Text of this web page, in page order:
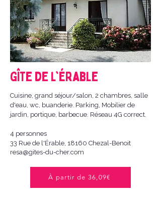
Gîte de l'Érable
Cuisine, grand séjour/salon, 2 chambres, salle
d'eau, wc, buanderie. Parking, Mobilier de
jardin, portique, barbecue. Réseau 4G correct.
4 personnes
33 Rue de l'Érable, 18160 Chezal-Benoit
resa@gites-du-cher.com
À partir de 36,09€